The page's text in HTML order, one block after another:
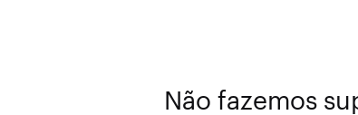
Não fazemos